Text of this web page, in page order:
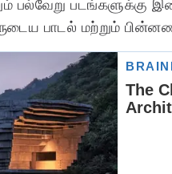
படங்களுக்கு
பாடல் மற்றும்